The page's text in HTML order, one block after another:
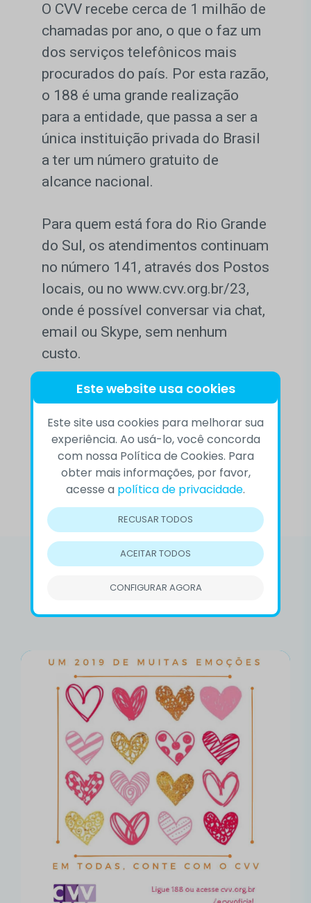
O CVV recebe cerca de 1 milhão de
chamadas por ano, o que o faz um
dos serviços telefônicos mais
procurados do país. Por esta razão,
o 188 é uma grande realização
para a entidade, que passa a ser a
única instituição privada do Brasil
a ter um número gratuito de
alcance nacional.
Para quem está fora do Rio Grande
do Sul, os atendimentos continuam
no número 141, através dos Postos
locais, ou no www.cvv.org.br/23,
onde é possível conversar via chat,
email ou Skype, sem nenhum
custo.
#Rio grande do sul
Compartilhar é
Relacionadas
Este website usa cookies
Este site usa cookies para melhorar sua
experiência. Ao usá-lo, você concorda
com nossa Política de Cookies. Para
obter mais informações, por favor,
acesse a política de privacidade.
RECUSAR TODOS
ACEITAR TODOS
CONFIGURAR AGORA